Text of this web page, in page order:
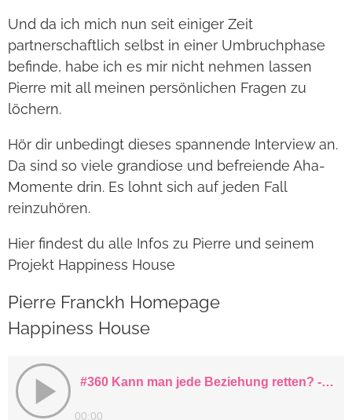
Und da ich mich nun seit einiger Zeit
partnerschaftlich selbst in einer Umbruchphase
befinde, habe ich es mir nicht nehmen lassen
Pierre mit all meinen persönlichen Fragen zu
löchern.
Hör dir unbedingt dieses spannende Interview an.
Da sind so viele grandiose und befreiende Aha-
Momente drin. Es lohnt sich auf jeden Fall
reinzuhören.
Hier findest du alle Infos zu Pierre und seinem
Projekt Happiness House
Pierre Franckh Homepage
Happiness House